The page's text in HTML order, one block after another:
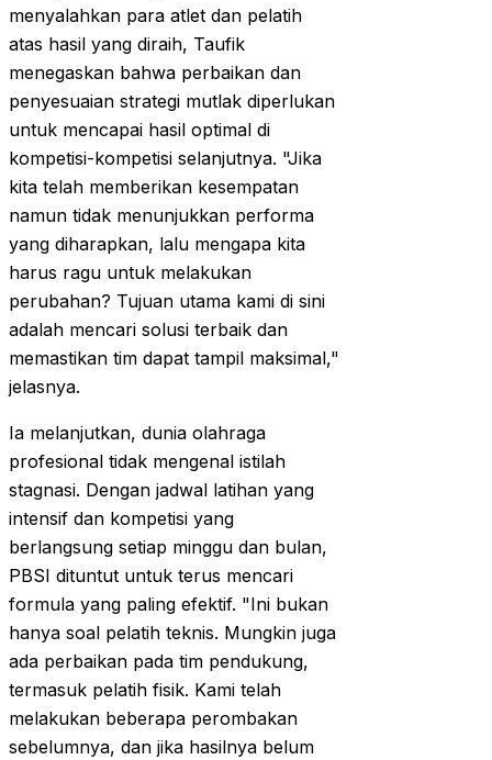
menyalahkan para atlet dan pelatih
atas hasil yang diraih, Taufik
menegaskan bahwa perbaikan dan
penyesuaian strategi mutlak diperlukan
untuk mencapai hasil optimal di
kompetisi-kompetisi selanjutnya. "Jika
kita telah memberikan kesempatan
namun tidak menunjukkan performa
yang diharapkan, lalu mengapa kita
harus ragu untuk melakukan
perubahan? Tujuan utama kami di sini
adalah mencari solusi terbaik dan
memastikan tim dapat tampil maksimal,"
jelasnya.
Ia melanjutkan, dunia olahraga
profesional tidak mengenal istilah
stagnasi. Dengan jadwal latihan yang
intensif dan kompetisi yang
berlangsung setiap minggu dan bulan,
PBSI dituntut untuk terus mencari
formula yang paling efektif. "Ini bukan
hanya soal pelatih teknis. Mungkin juga
ada perbaikan pada tim pendukung,
termasuk pelatih fisik. Kami telah
melakukan beberapa perombakan
sebelumnya, dan jika hasilnya belum